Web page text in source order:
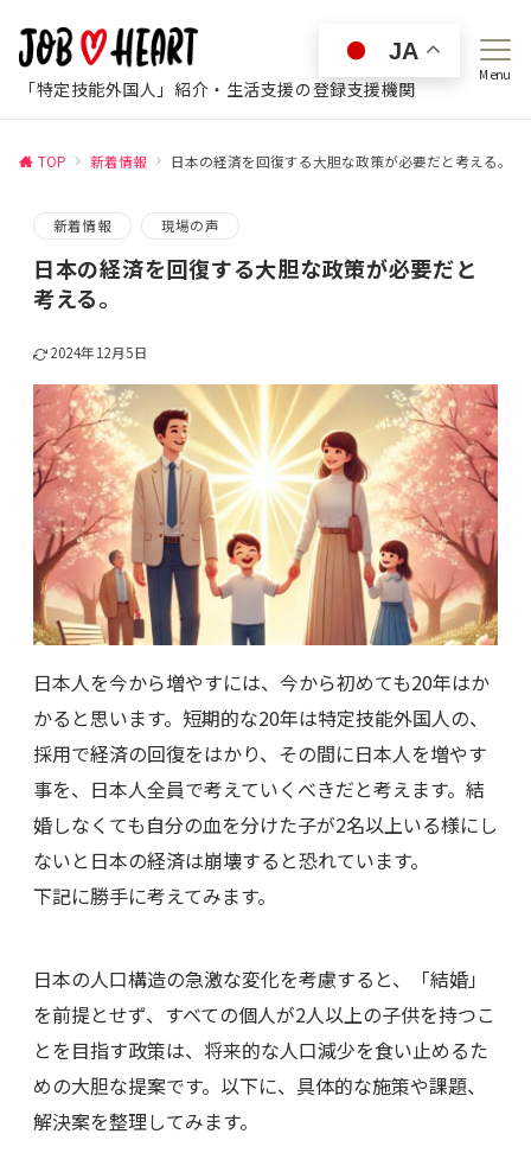
「特定技能外国人」紹介・生活支援の登録支援機関
Menu
TOP 新着情報 日本の経済を回復する大胆な政策が必要だと考える。
新着情報 現場の声
日本の経済を回復する大胆な政策が必要だと
考える。
2024年12月5日
日本人を今から増やすには、今から初めても20年はか
かると思います。短期的な20年は特定技能外国人の、
採用で経済の回復をはかり、その間に日本人を増やす
事を、日本人全員で考えていくべきだと考えます。結
婚しなくても自分の血を分けた子が2名以上いる様にし
ないと日本の経済は崩壊すると恐れています。
下記に勝手に考えてみます。
日本の人口構造の急激な変化を考慮すると、「結婚」
を前提とせず、すべての個人が2人以上の子供を持つこ
とを目指す政策は、将来的な人口減少を食い止めるた
めの大胆な提案です。以下に、具体的な施策や課題、
解決案を整理してみます。
JA